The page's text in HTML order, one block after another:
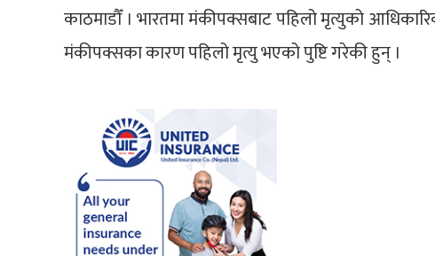
काठमाडौँ । भारतमा मंकीपक्सबाट पहिलो मृत्युको
मंकीपक्सका कारण पहिलो मृत्यु भएको पुष्टि गरेकी हुन् ।